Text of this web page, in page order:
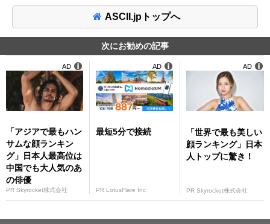
ASCII.jpトップへ
次にお勧めの記事
「アジアで最もハン
サムな顔ランキン
グ」日本人最高位は
中国でも大人気のあ
の俳優
PR Skyrocket株式会社
AD
最短5分で接続
PR LotusFlare Inc
AD
「世界で最も美しい
顔ランキング」日本
人トップに驚き！
PR Skyrocket株式会社
AD